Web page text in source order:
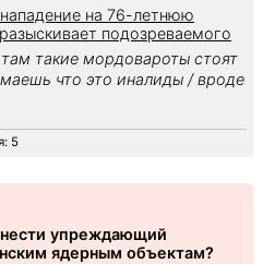
на 76-летнюю
подозреваемого
такие мордовароты стоят
что это иналиды / вроде
5
упреждающий
ядерным объектам?